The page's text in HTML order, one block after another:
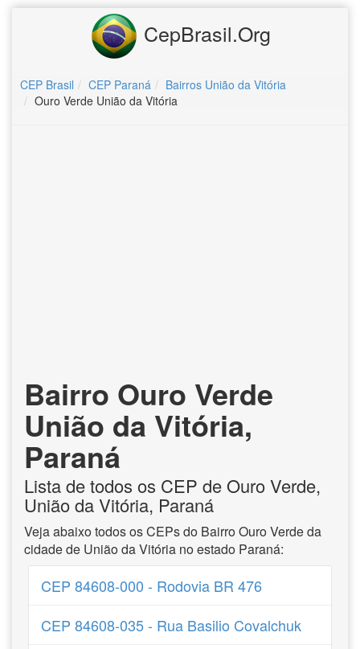
CepBrasil.Org
CEP Brasil CEP Paraná
Bairros União da Vitória
Ouro Verde União da Vitória
Bairro Ouro Verde
União da Vitória,
Paraná
Lista de todos os CEP de Ouro Verde,
União da Vitória, Paraná
Veja abaixo todos os CEPs do Bairro Ouro Verde da
cidade de União da Vitória no estado Paraná:
CEP 84608-000 - Rodovia BR 476
CEP 84608-035 - Rua Basilio Covalchuk